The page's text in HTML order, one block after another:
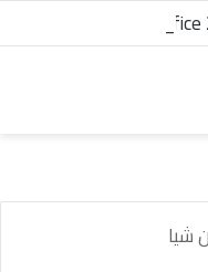
شيا